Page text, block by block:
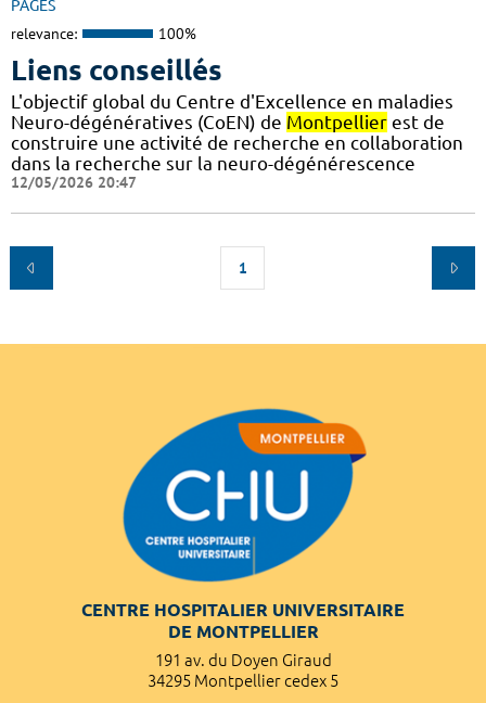
PAGES
relevance: 100%
Liens conseillés
L'objectif global du Centre d'Excellence en maladies
Neuro-dégénératives (CoEN) de Montpellier est de
construire une activité de recherche en collaboration
dans la recherche sur la neuro-dégénérescence
12/05/2026 20:47
1
CENTRE HOSPITALIER UNIVERSITAIRE
DE MONTPELLIER
191 av. du Doyen Giraud
34295 Montpellier cedex 5